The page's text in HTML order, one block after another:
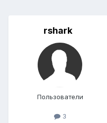
rshark
Пользователи
3